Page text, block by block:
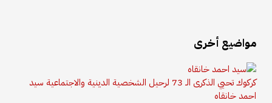
مواضيع أخرى
كركوك تحيي الذكرى الـ 73 لرحيل الشخصية الدينية والاجتماعية سيد
احمد خانقاه